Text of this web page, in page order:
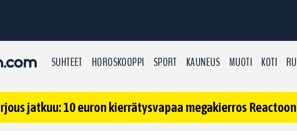
SUHTEET HOROSKOOPPI SPORT KAUNEUS MUOTI KOTI
jatkuu: 10 euron kierrätysvapaa megakierros